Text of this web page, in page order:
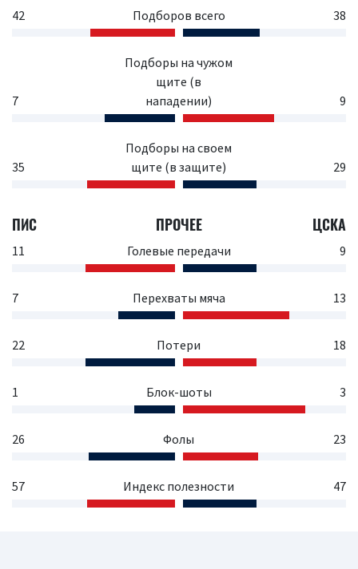
42 Подборов всего 38
7
Подборы на чужом
щите (в
нападении)
9
35
Подборы на своем
щите (в защите)
29
ПИС ПРОЧЕЕ ЦСКА
11 Голевые передачи 9
7 Перехваты мяча 13
22 Потери 18
1 Блок-шоты 3
26 Фолы 23
57 Индекс полезности 47